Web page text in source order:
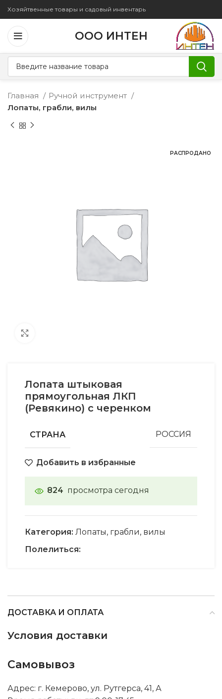
Хозяйтвенные товары и садовый инвентарь
ООО ИНТЕН
Главная
Ручной инструмент
Лопаты, грабли, вилы
РАСПРОДАНО
Лопата штыковая
прямоугольная ЛКП
(Ревякино) с черенком
СТРАНА РОССИЯ
Добавить в избранные
824 просмотра сегодня
Категория: Лопаты, грабли, вилы
Полелиться:
ДОСТАВКА И ОПЛАТА
Условия доставки
Самовывоз
Адрес: г. Кемерово, ул. Рутгерса, 41, А